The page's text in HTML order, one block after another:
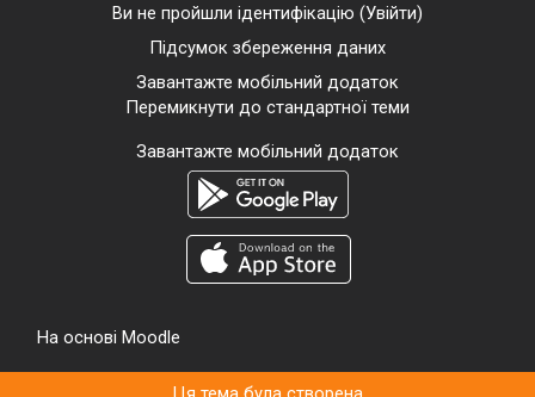
Ви не пройшли ідентифікацію (Увійти)
Підсумок збереження даних
Завантажте мобільний додаток
Перемикнути до стандартної теми
Завантажте мобільний додаток
На основі Moodle